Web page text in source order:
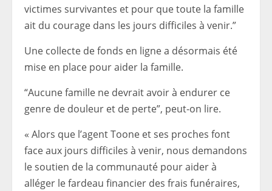
victimes survivantes et pour que toute la famille
ait du courage dans les jours difficiles à venir.”
Une collecte de fonds en ligne a désormais été
mise en place pour aider la famille.
“Aucune famille ne devrait avoir à endurer ce
genre de douleur et de perte”, peut-on lire.
« Alors que l’agent Toone et ses proches font
face aux jours difficiles à venir, nous demandons
le soutien de la communauté pour aider à
alléger le fardeau financier des frais funéraires,